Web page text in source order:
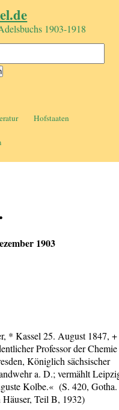
1903-1918
Hofstaaten
1903
* Kassel 25. August 1847, +
Professor der Chemie
Königlich sächsischer
a. D.; vermählt
Kolbe.« (S. 420, Gotha.
Teil B, 1932)